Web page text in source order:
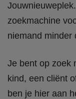
zoekmachine
niemand minder
Je bent op zoek
kind, een cliënt
ben je hier aan